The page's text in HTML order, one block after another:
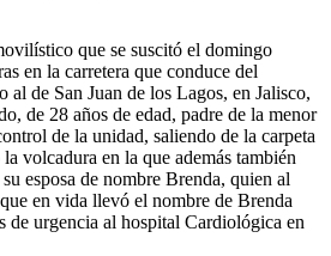
que se suscitó el domingo
en la carretera que conduce del
de San Juan de los Lagos, en Jalisco,
de 28 años de edad, padre de la menor
de la unidad, saliendo de la carpeta
volcadura en la que además también
esposa de nombre Brenda, quien al
en vida llevó el nombre de Brenda
de urgencia al hospital Cardiológica en